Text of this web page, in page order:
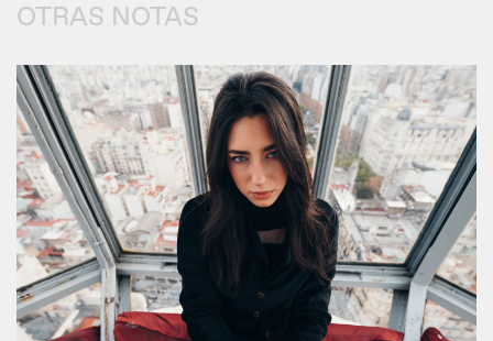
OTRAS NOTAS